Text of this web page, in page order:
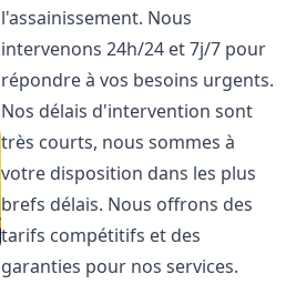
l'assainissement. Nous
intervenons 24h/24 et 7j/7 pour
répondre à vos besoins urgents.
Nos délais d'intervention sont
très courts, nous sommes à
votre disposition dans les plus
brefs délais. Nous offrons des
tarifs compétitifs et des
garanties pour nos services.